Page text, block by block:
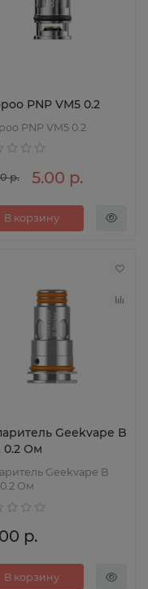
PNP VM5 0.2
PNP VM5 0.2
р. 5.00 р.
В корзину
Geekvape B
0.2 Ом
Geekvape B
Ом
р.
В корзину